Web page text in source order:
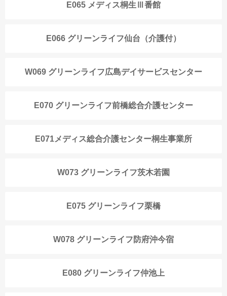
E065 メディス桐生Ⅲ番館
E066 グリーンライフ仙台（介護付）
W069 グリーンライフ広島デイサービスセンター
E070 グリーンライフ前橋総合介護センター
E071メディス総合介護センター桐生事業所
W073 グリーンライフ茨木若園
E075 グリーンライフ栗橋
W078 グリーンライフ防府沖今宿
E080 グリーンライフ仲池上